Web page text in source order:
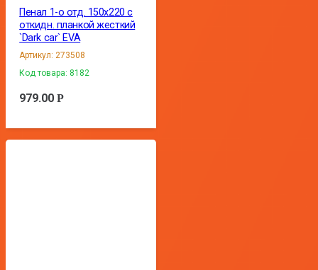
Пенал 1-о отд. 150х220 с
откидн. планкой жесткий
`Dark car` EVA
Артикул:273508
Код товара: 8182
979.00Р